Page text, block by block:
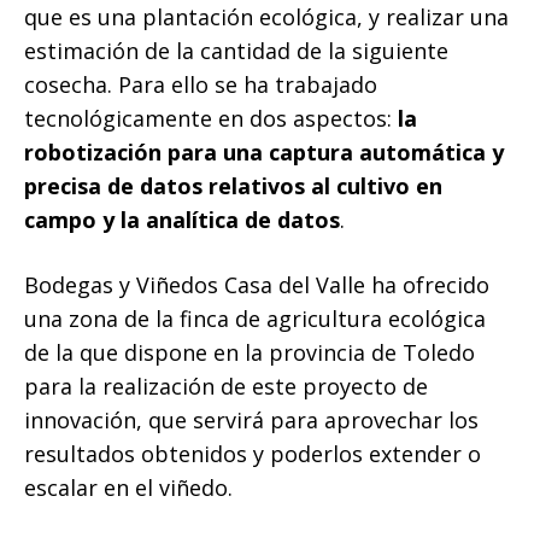
que es una plantación ecológica, y realizar una
estimación de la cantidad de la siguiente
cosecha. Para ello se ha trabajado
tecnológicamente en dos aspectos: la
robotización para una captura automática y
precisa de datos relativos al cultivo en
campo y la analítica de datos.
Bodegas y Viñedos Casa del Valle ha ofrecido
una zona de la finca de agricultura ecológica
de la que dispone en la provincia de Toledo
para la realización de este proyecto de
innovación, que servirá para aprovechar los
resultados obtenidos y poderlos extender o
escalar en el viñedo.